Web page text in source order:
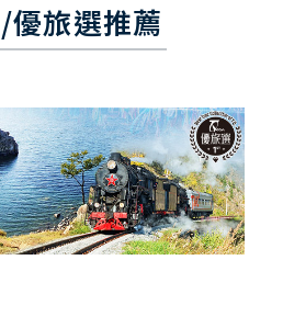
優旅選推薦